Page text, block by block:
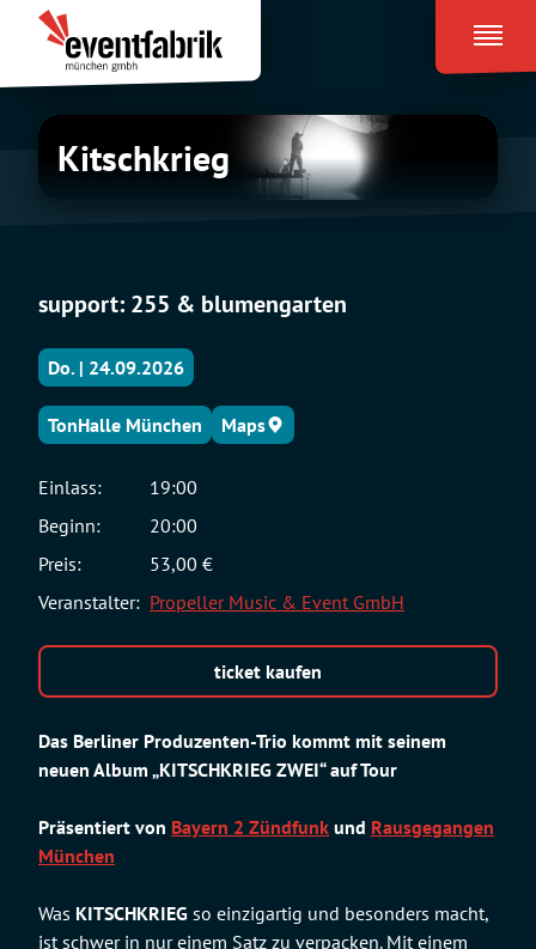
Inhalt
springen
Eventfabrik
München
Kitschkrieg
Kitschkrieg
support: 255 & blumengarten
Das Berliner Produzenten-Trio kommt mit seinem
neuen Album „KITSCHKRIEG ZWEI“ auf Tour
Präsentiert von Bayern 2 Zündfunk und Rausgegangen
München
Was KITSCHKRIEG so einzigartig und besonders macht,
ist schwer in nur einem Satz zu verpacken. Mit einem
Do. | 24.09.2026
TonHalle München Maps
Einlass:
19:00
Beginn:
20:00
Preis:
53,00 €
Veranstalter: Propeller Music & Event GmbH
ticket kaufen